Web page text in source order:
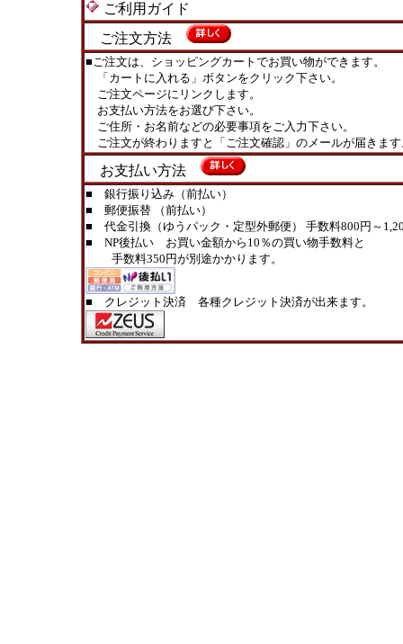
ご利用ガイド
ご注文方法
■ご注文は、ショッピングカートでお買い物ができます。
「カートに入れる」ボタンをクリック下さい。
ご注文ページにリンクします。
お支払い方法をお選び下さい。
ご住所・お名前などの必要事項をご入力下さい。
ご注文が終わりますと「ご注文確認」のメールが届きま
お支払い方法
■ 銀行振り込み（前払い）
■ 郵便振替 （前払い）
■ 代金引換（ゆうパック・定型外郵便） 手数料800円～
■ NP後払い お買い金額から10％の買い物手数料と
手数料350円が別途かかります。
■ クレジット決済 各種クレジット決済が出来ます。